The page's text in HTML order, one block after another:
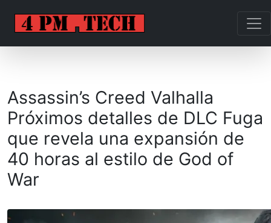
Assassin’s Creed Valhalla
Próximos detalles de DLC Fuga
que revela una expansión de
40 horas al estilo de God of
War